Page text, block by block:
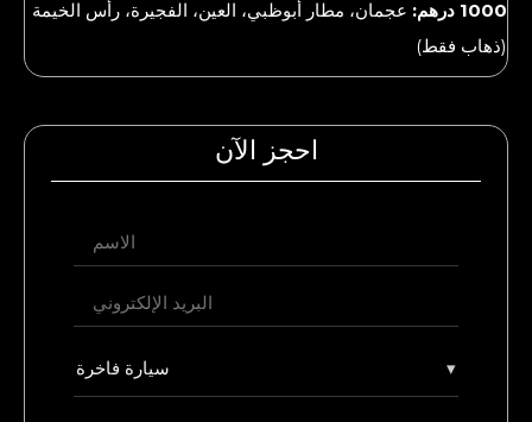
1000 درهم:
عجمان، مطار أبوظبي، العين، الفجيرة، رأس الخيمة
(ذهاب فقط)
احجز الآن
سيارة فاخرة ▾